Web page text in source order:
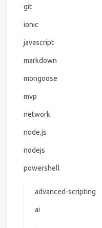
git
ionic
javascript
markdown
mongoose
mvp
network
node.js
nodejs
powershell
advanced-scripting
ai